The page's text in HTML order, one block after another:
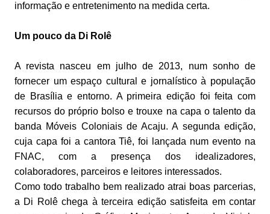
informação e entretenimento na medida certa.
Um pouco da Di Rolê
A revista nasceu em julho de 2013, num sonho de
fornecer um espaço cultural e jornalístico à população
de Brasília e entorno. A primeira edição foi feita com
recursos do próprio bolso e trouxe na capa o talento da
banda Móveis Coloniais de Acaju. A segunda edição,
cuja capa foi a cantora Tiê, foi lançada num evento na
FNAC, com a presença dos idealizadores,
colaboradores, parceiros e leitores interessados.
Como todo trabalho bem realizado atrai boas parcerias,
a Di Rolê chega à terceira edição satisfeita em contar